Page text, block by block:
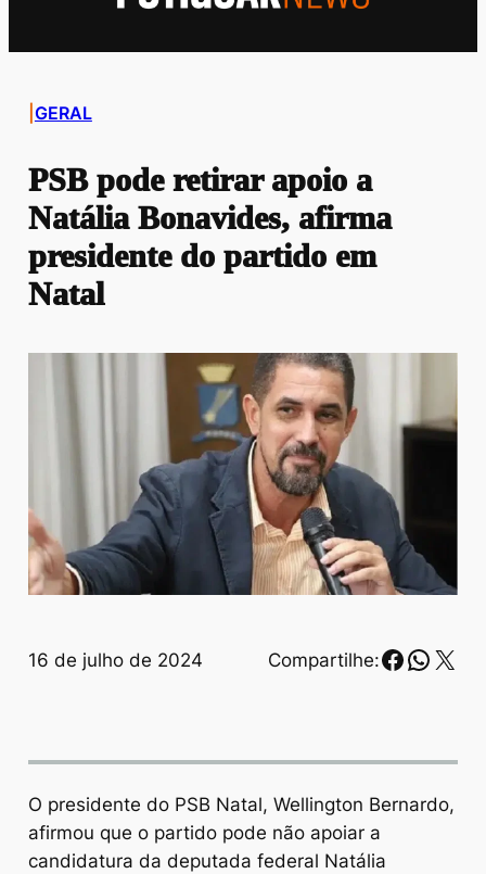
GERAL
PSB pode retirar apoio a
Natália Bonavides, afirma
presidente do partido em
Natal
16 de julho de 2024 Compartilhe: X
O presidente do PSB Natal, Wellington Bernardo,
afirmou que o partido pode não apoiar a
candidatura da deputada federal Natália